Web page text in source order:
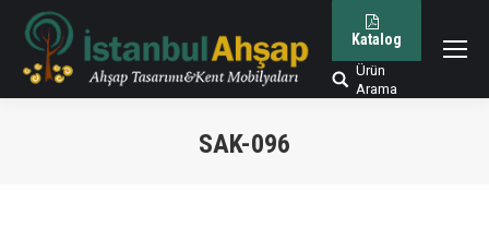
Katalog
Arama:
Ürün
Arama
SAK-096